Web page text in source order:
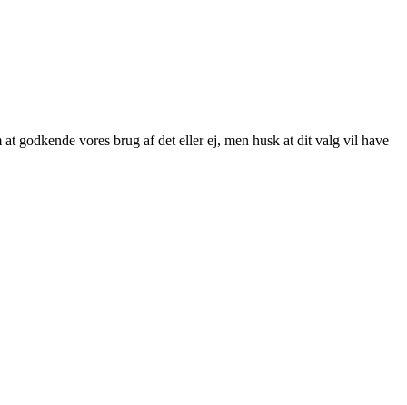
godkende vores brug af det eller ej, men husk at dit valg vil have